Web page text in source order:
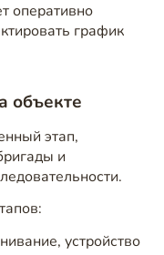
оперативно
график
объекте
этап,
и
устройство